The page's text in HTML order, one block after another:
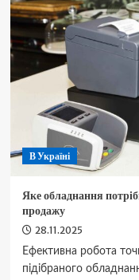
“пекельний”
спорткар
потужністю
сил
(фото)
В Україні
Яке обладнання
продажу
28.11.2025
Ефективна робота
підібраного